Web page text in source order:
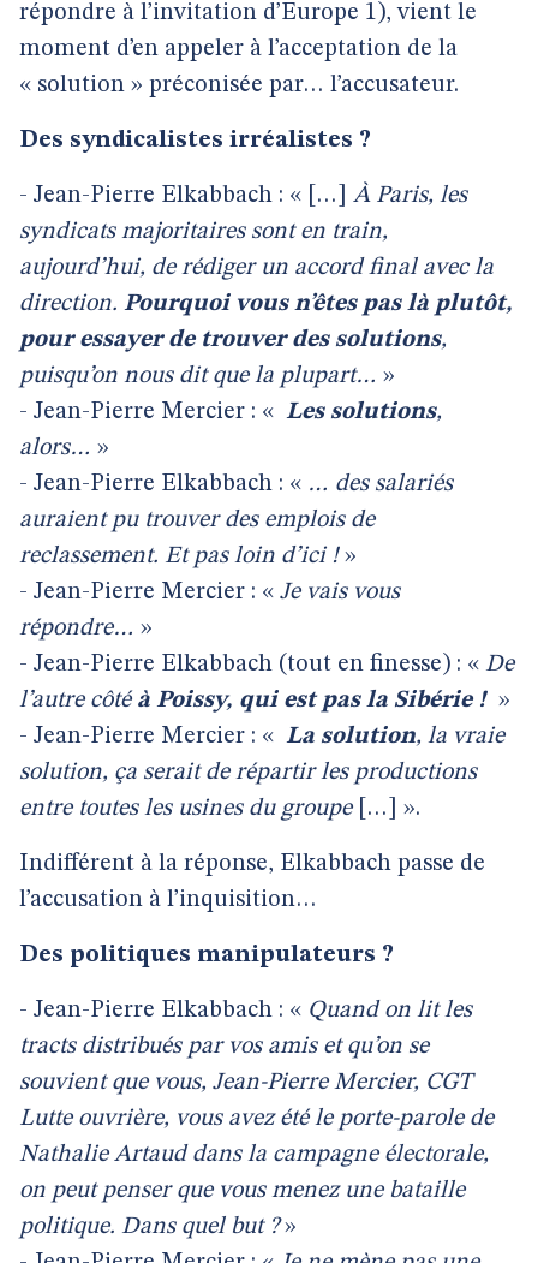
répondre à l’invitation d’Europe 1), vient le
moment d’en appeler à l’acceptation de la
« solution » préconisée par… l’accusateur.
Des syndicalistes irréalistes ?
- Jean-Pierre Elkabbach : « […]
À Paris, les
syndicats majoritaires sont en train,
aujourd’hui, de rédiger un accord final avec la
direction. Pourquoi vous n’êtes pas là plutôt,
pour essayer de trouver des solutions,
puisqu’on nous dit que la plupart… »
- Jean-Pierre Mercier : « Les solutions,
alors… »
- Jean-Pierre Elkabbach : « … des salariés
auraient pu trouver des emplois de
reclassement. Et pas loin d’ici !»
- Jean-Pierre Mercier : « Je vais vous
répondre… »
- Jean-Pierre Elkabbach (tout en finesse) : « De
l’autre côté à Poissy, qui est pas la Sibérie ! »
- Jean-Pierre Mercier : « La solution, la vraie
solution, ça serait de répartir les productions
entre toutes les usines du groupe
[…] ».
Indifférent à la réponse, Elkabbach passe de
l’accusation à l’inquisition…
Des politiques manipulateurs ?
- Jean-Pierre Elkabbach : « Quand on lit les
tracts distribués par vos amis et qu’on se
souvient que vous, Jean-Pierre Mercier, CGT
Lutte ouvrière, vous avez été le porte-parole de
Nathalie Artaud dans la campagne électorale,
on peut penser que vous menez une bataille
politique. Dans quel but ?»